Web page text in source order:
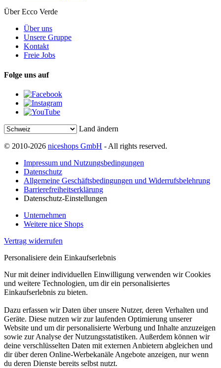
Über Ecco Verde
Über uns
Unsere Gruppe
Kontakt
Freie Jobs
Folge uns auf
Land ändern
© 2010-2026 niceshops GmbH - All rights reserved.
Impressum und Nutzungsbedingungen
Datenschutz
Allgemeine Geschäftsbedingungen und Widerrufsbelehrung
Barrierefreiheitserklärung
Datenschutz-Einstellungen
Unternehmen
Weitere nice Shops
Vertrag widerrufen
Personalisiere dein Einkaufserlebnis
Nur mit deiner individuellen Einwilligung verwenden wir Cookies
und weitere Technologien, um dir ein personalisiertes
Einkaufserlebnis zu bieten.
Dazu erfassen wir Daten über unsere Nutzer, deren Verhalten und
Geräte. Diese nutzen wir zur laufenden Optimierung unserer
Website und um dir personalisierte Werbung und Inhalte anzuzeigen
sowie zur Analyse der Nutzungsstatistiken. Außerdem können wir
deine verschlüsselten Daten mit externen Anbietern abgleichen und
dir über deren Online-Werbekanäle Angebote anzeigen, nur wenn
du deren Dienste bereits selbst nutzt.